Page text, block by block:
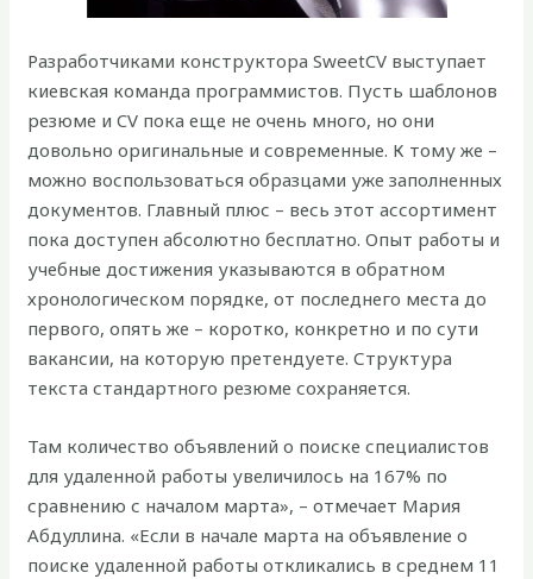
Разработчиками конструктора SweetCV выступает
киевская команда программистов. Пусть шаблонов
резюме и CV пока еще не очень много, но они
довольно оригинальные и современные. К тому же –
можно воспользоваться образцами уже заполненных
документов. Главный плюс – весь этот ассортимент
пока доступен абсолютно бесплатно. Опыт работы и
учебные достижения указываются в обратном
хронологическом порядке, от последнего места до
первого, опять же – коротко, конкретно и по сути
вакансии, на которую претендуете. Структура
текста стандартного резюме сохраняется.
Там количество объявлений о поиске специалистов
для удаленной работы увеличилось на 167% по
сравнению с началом марта», – отмечает Мария
Абдуллина. «Если в начале марта на объявление о
поиске удаленной работы откликались в среднем 11